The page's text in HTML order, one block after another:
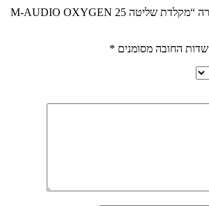
היה הראשון לכתוב סקירה “מקלדת שליטה M-AUDIO OXYGEN 25
שדות החובה מסומנים *